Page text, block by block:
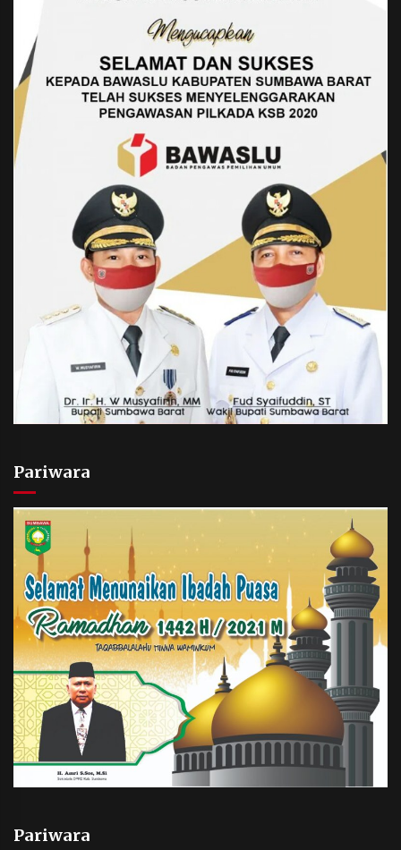
Pariwara
Pariwara